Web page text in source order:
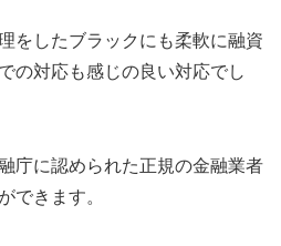
をしたブラックにも柔軟に融資
の対応も感じの良い対応でし
庁に認められた正規の金融業者
できます。